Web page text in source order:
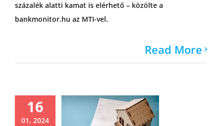
százalék alatti kamat is elérhető – közölte a
bankmonitor.hu az MTI-vel.
Read More
16
01, 2024